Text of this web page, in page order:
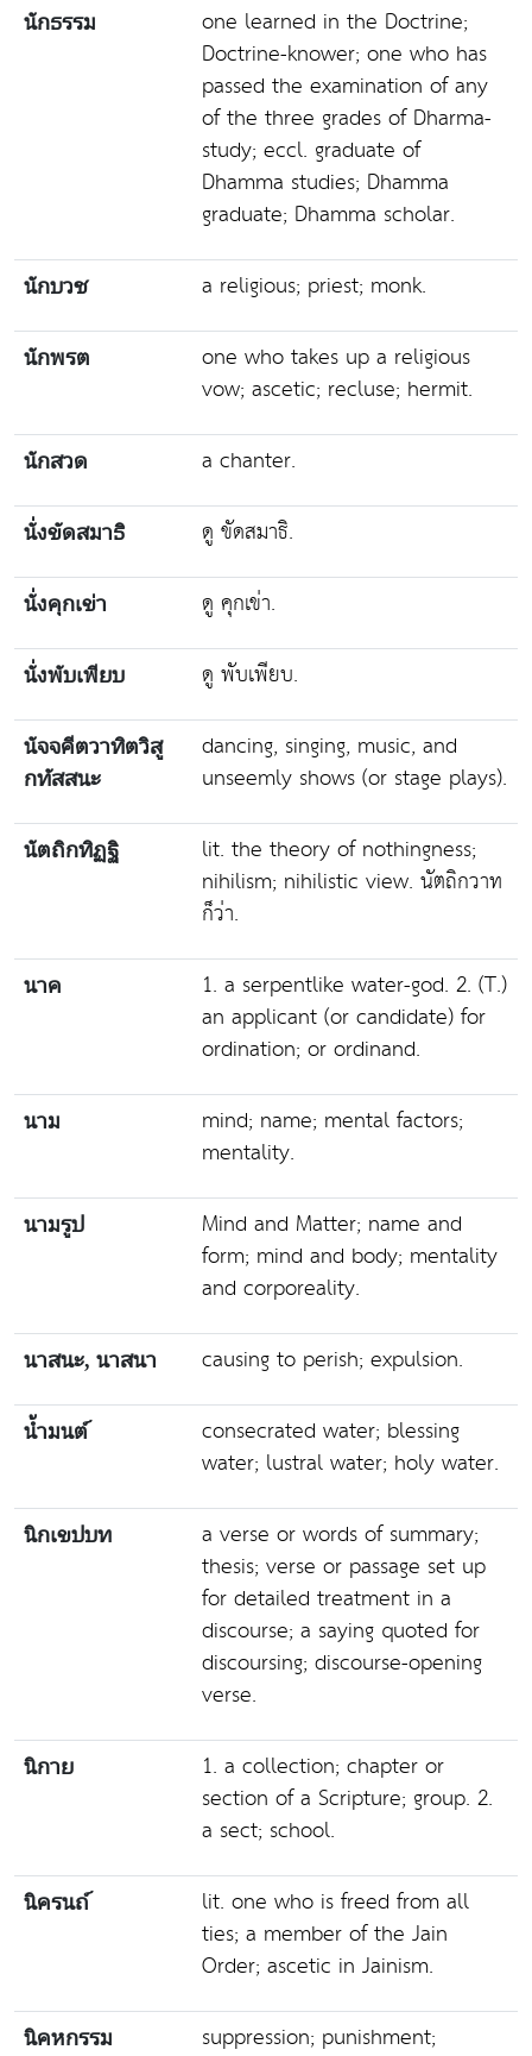
นักธรรม
one learned in the Doctrine;
Doctrine-knower; one who has
passed the examination of any
of the three grades of Dharma-
study; eccl. graduate of
Dhamma studies; Dhamma
graduate; Dhamma scholar.
นักบวช a religious; priest; monk.
นักพรต
one who takes up a religious
vow; ascetic; recluse; hermit.
นักสวด a chanter.
นั่งขัดสมาธิ ดู ขัดสมาธิ.
นั่งคุกเข่า ดู คุกเข่า.
นั่งพับเพียบ ดู พับเพียบ.
นัจจคีตวาทิตวิสู
กทัสสนะ
dancing, singing, music, and
unseemly shows (or stage plays).
นัตถิกทิฏฐิ
lit. the theory of nothingness;
nihilism; nihilistic view. นัตถิกวาท
ก็ว่า.
นาค
1. a serpentlike water-god. 2. (T.)
an applicant (or candidate) for
ordination; or ordinand.
นาม
mind; name; mental factors;
mentality.
นามรูป
Mind and Matter; name and
form; mind and body; mentality
and corporeality.
นาสนะ, นาสนา causing to perish; expulsion.
น้ำมนต์
consecrated water; blessing
water; lustral water; holy water.
นิกเขปบท
a verse or words of summary;
thesis; verse or passage set up
for detailed treatment in a
discourse; a saying quoted for
discoursing; discourse-opening
verse.
นิกาย
1. a collection; chapter or
section of a Scripture; group. 2.
a sect; school.
นิครนถ์
lit. one who is freed from all
ties; a member of the Jain
Order; ascetic in Jainism.
นิคหกรรม
suppression; punishment;